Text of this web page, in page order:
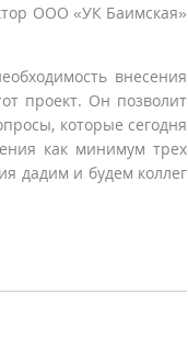
ООО «УК Баимская»
внесения
проект. Он позволит
которые сегодня
как минимум трех
дадим и будем коллег